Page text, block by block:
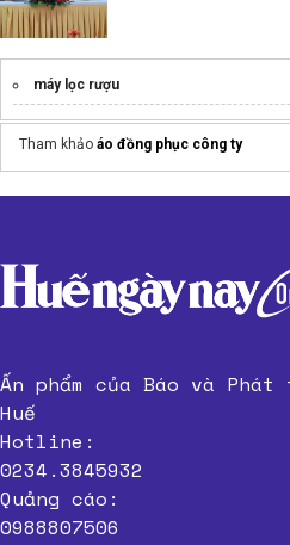
máy lọc rượu
Tham khảo áo đồng phục công ty
Ấn phẩm của Báo và
Huế
Hotline:
0234.3845932
Quảng cáo:
0988807506